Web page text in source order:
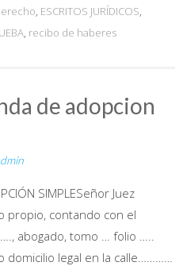
, ESCRITOS JURÍDICOS,
, recibo de haberes
de adopcion
SIMPLESeñor Juez
contando con el
abogado, tomo … folio …..
domicilio legal en la calle…………